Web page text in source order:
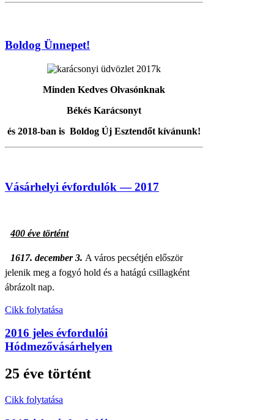
Boldog Ünnepet!
Minden Kedves Olvasónknak
Békés Karácsonyt
és 2018-ban is Boldog Új Esztendőt kívánunk!
Vásárhelyi évfordulók — 2017
400 éve történt
1617. december 3. A város pecsétjén először
jelenik meg a fogyó hold és a hatágú csillagként
ábrázolt nap.
Cikk folytatása
2016 jeles évfordulói
Hódmezővásárhelyen
25 éve történt
Cikk folytatása